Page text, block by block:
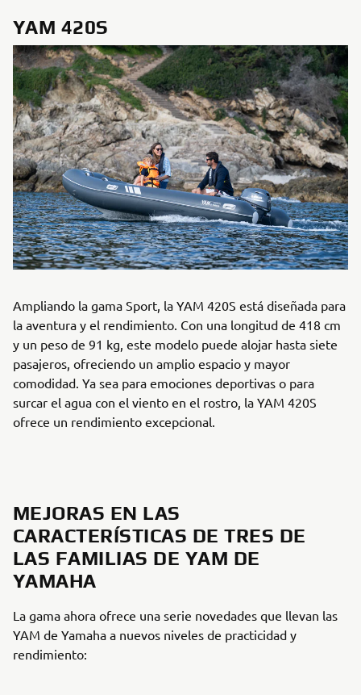
YAM 420S
Ampliando la gama Sport, la YAM 420S está diseñada para
la aventura y el rendimiento. Con una longitud de 418 cm
y un peso de 91 kg, este modelo puede alojar hasta siete
pasajeros, ofreciendo un amplio espacio y mayor
comodidad. Ya sea para emociones deportivas o para
surcar el agua con el viento en el rostro, la YAM 420S
ofrece un rendimiento excepcional.
MEJORAS EN LAS
CARACTERÍSTICAS DE TRES DE
LAS FAMILIAS DE YAM DE
YAMAHA
La gama ahora ofrece una serie novedades que llevan las
YAM de Yamaha a nuevos niveles de practicidad y
rendimiento: